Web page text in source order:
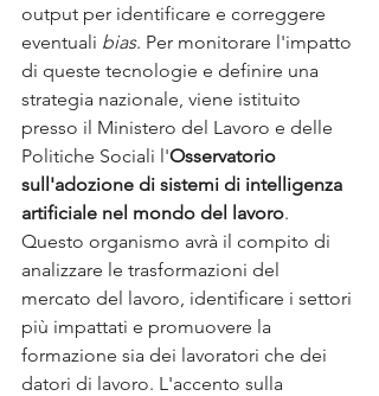
output per identificare e correggere
eventuali bias. Per monitorare l'impatto
di queste tecnologie e definire una
strategia nazionale, viene istituito
presso il Ministero del Lavoro e delle
Politiche Sociali l'Osservatorio
sull'adozione di sistemi di intelligenza
artificiale nel mondo del lavoro.
Questo organismo avrà il compito di
analizzare le trasformazioni del
mercato del lavoro, identificare i settori
più impattati e promuovere la
formazione sia dei lavoratori che dei
datori di lavoro. L'accento sulla